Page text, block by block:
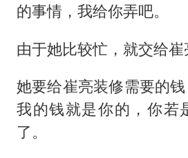
的事情，我给你弄吧。
由于她比较忙，就交给崔
她要给崔亮装修需要的钱
我的钱就是你的，你若
了。